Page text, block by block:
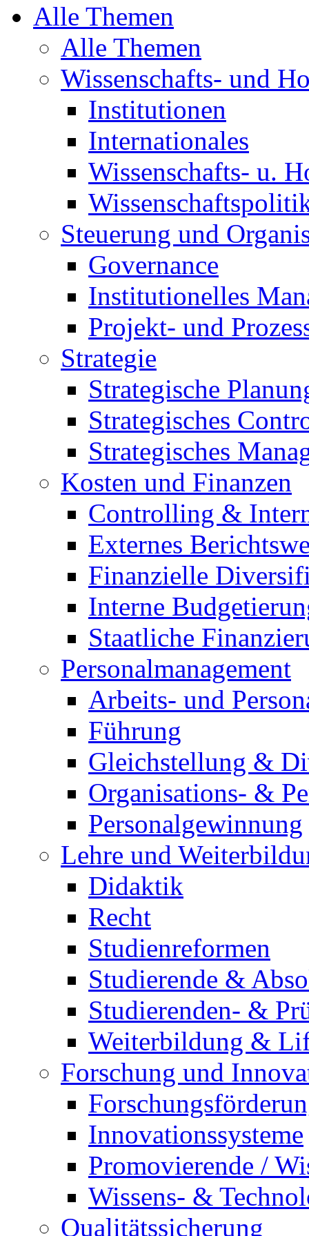
Alle Themen
Alle Themen
Wissenschafts- und
Institutionen
Internationales
Wissenschafts- u.
Steuerung und
Governance
Institutionelles
Projekt- und
Strategie
Strategische
Strategisches
Strategisches
Kosten und Finanzen
Controlling &
Externes
Finanzielle
Interne
Staatliche
Personalmanagement
Arbeits- und
Führung
Gleichstellung &
Organisations- &
Personalgewinnung
Lehre und
Didaktik
Recht
Studienreformen
Studierende &
Studierenden- &
Weiterbildung &
Forschung und
Innovationssysteme
Promovierende /
Wissens- &
Qualitätssicherung